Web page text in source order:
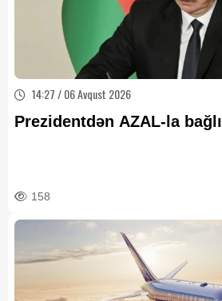
14:27 / 06 Avqust 2026
Prezidentdən AZAL-la bağlı
158